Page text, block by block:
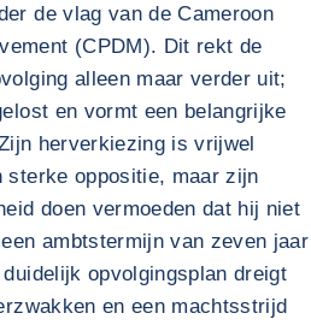
de vlag van de Cameroon
(CPDM). Dit rekt de
alleen maar verder uit;
en vormt een belangrijke
herverkiezing is vrijwel
sterke oppositie, maar zijn
doen vermoeden dat hij niet
ambtstermijn van zeven jaar
opvolgingsplan dreigt
en een machtsstrijd